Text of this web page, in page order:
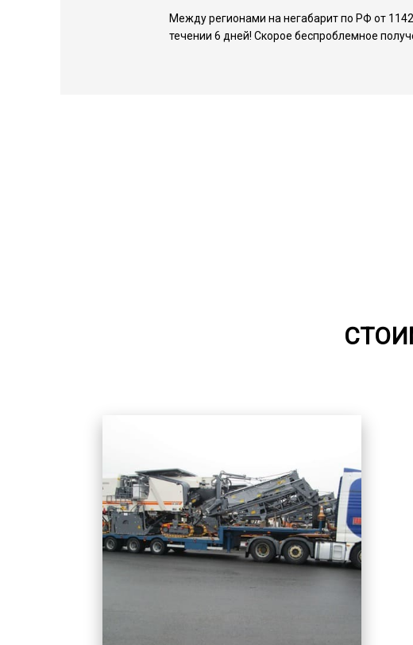
Между регионами на негабарит по РФ от
течении 6 дней! Скорое беспроблемное